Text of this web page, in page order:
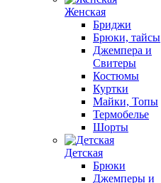
Женская
Бриджи
Брюки, тайсы
Джемпера и
Свитеры
Костюмы
Куртки
Майки, Топы
Термобелье
Шорты
Детская
Брюки
Джемперы и